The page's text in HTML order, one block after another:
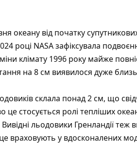
океану від початку
році NASA зафіксувала
клімату 1996 року майже
на 8 см виявилося дуже
склала понад 2 см, що
це стосується ролі тепліших
льодовики Гренландії
враховують у вдосконалених